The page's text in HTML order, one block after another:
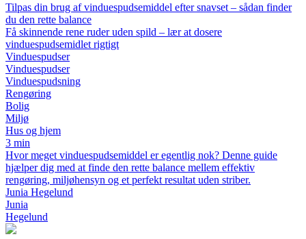
Tilpas din brug af vinduespudsemiddel efter snavset – sådan finder
du den rette balance
Få skinnende rene ruder uden spild – lær at dosere
vinduespudsemidlet rigtigt
Vinduespudser
Vinduespudser
Vinduespudsning
Rengøring
Bolig
Miljø
Hus og hjem
3 min
Hvor meget vinduespudsemiddel er egentlig nok? Denne guide
hjælper dig med at finde den rette balance mellem effektiv
rengøring, miljøhensyn og et perfekt resultat uden striber.
Junia Hegelund
Junia
Hegelund